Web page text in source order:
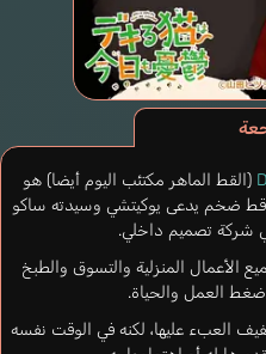
(القط الماهر مكتئب اليوم أيضا) هو
قط ضخم يدعى يوكيتشي وسيدته ساكو
شركة تصميم داخلي.
الأعمال المنزلية والتسوق والطبخ
ضغط العمل والحياة.
العبء عليها، لكنه في الوقت نفسه